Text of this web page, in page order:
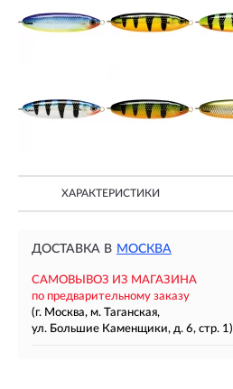
ХАРАКТЕРИСТИКИ
ДОСТАВКА В МОСКВА
САМОВЫВОЗ ИЗ МАГАЗИНА
по предварительному заказу
(г. Москва, м. Таганская,
ул. Большие Каменщики, д. 6, стр. 1)